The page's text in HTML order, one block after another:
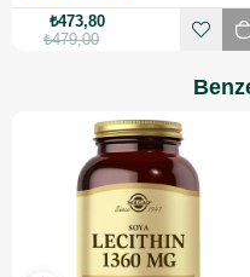
₺473,80
₺479,00